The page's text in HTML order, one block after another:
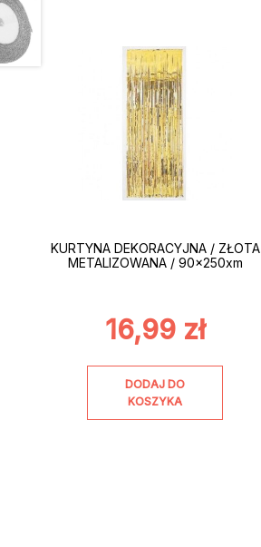
KURTYNA DEKORACYJNA / ZŁOTA
METALIZOWANA / 90x250xm
16,99 zł
DODAJ DO
KOSZYKA